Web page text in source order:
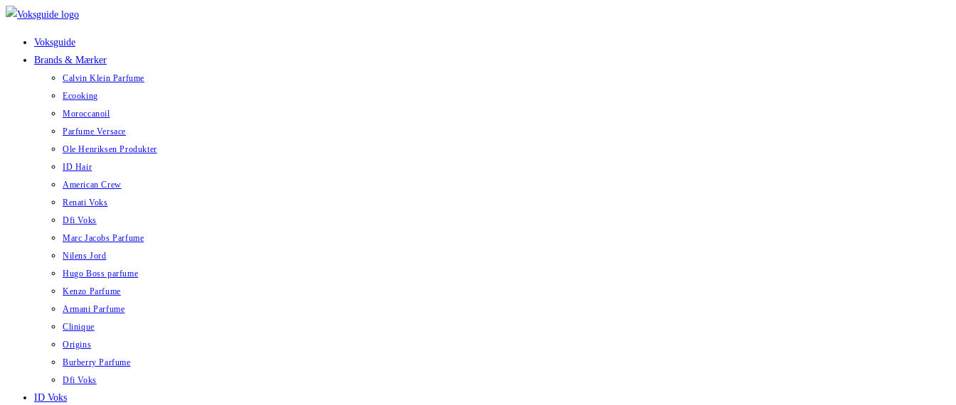
Skip
Voksguide
Brands & Mærker
Calvin Klein Parfume
Ecooking
Moroccanoil
Parfume Versace
Ole Henriksen Produkter
ID Hair
American Crew
Renati Voks
Dfi Voks
Marc Jacobs Parfume
Nilens Jord
Hugo Boss parfume
Kenzo Parfume
Armani Parfume
Clinique
Origins
Burberry Parfume
Dfi Voks
ID Voks